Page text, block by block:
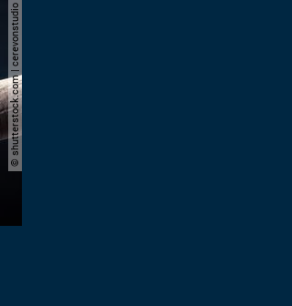
© shutterstock.com | cerevonstudio